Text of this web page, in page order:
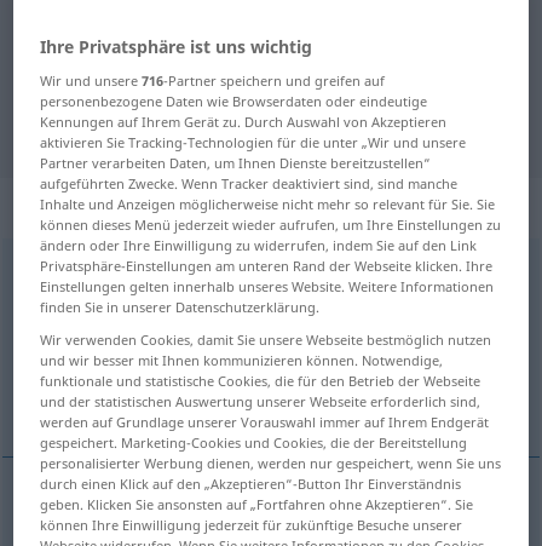
Deutsch-Englisch Übersetzung für
"Andrang"
"Andrang" Englisch Übersetzung
„Andrang“: Maskulinum
Andrangm <Andrang(e)s;keinpl>
Übersicht aller Übersetzungen
(Für mehr Details die Übersetzung anklicken/antippen)
crush, rush, throng run rush
crush AndrangGedränge
Ihre Privatsphäre ist uns wichtig
Wir und unsere716-Partner speichern und greifen auf
personenbezogene Daten wie Browserdaten oder eindeutige
Kennungen auf Ihrem Gerät zu. Durch Auswahl von Akzeptieren
aktivieren Sie Tracking-Technologien für die unter „Wir und unsere
Partner verarbeiten Daten, um Ihnen Dienste bereitzustellen“
aufgeführten Zwecke. Wenn Tracker deaktiviert sind, sind manche
Inhalte und Anzeigen möglicherweise nicht mehr so relevant für Sie. Sie
können dieses Menü jederzeit wieder aufrufen, um Ihre Einstellungen zu
ändern oder Ihre Einwilligung zu widerrufen, indem Sie auf den Link
Privatsphäre-Einstellungen am unteren Rand der Webseite klicken. Ihre
Einstellungen gelten innerhalb unseres Website. Weitere Informationen
finden Sie in unserer Datenschutzerklärung.
Wir verwenden Cookies, damit Sie unsere Webseite bestmöglich nutzen
und wir besser mit Ihnen kommunizieren können. Notwendige,
funktionale und statistische Cookies, die für den Betrieb der Webseite
und der statistischen Auswertung unserer Webseite erforderlich sind,
werden auf Grundlage unserer Vorauswahl immer auf Ihrem Endgerät
gespeichert. Marketing-Cookies und Cookies, die der Bereitstellung
personalisierter Werbung dienen, werden nur gespeichert, wenn Sie uns
durch einen Klick auf den „Akzeptieren“-Button Ihr Einverständnis
geben. Klicken Sie ansonsten auf „Fortfahren ohne Akzeptieren“. Sie
können Ihre Einwilligung jederzeit für zukünftige Besuche unserer